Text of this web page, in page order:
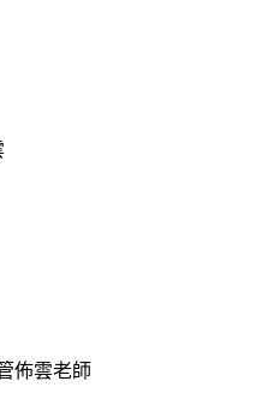
佈雲老師